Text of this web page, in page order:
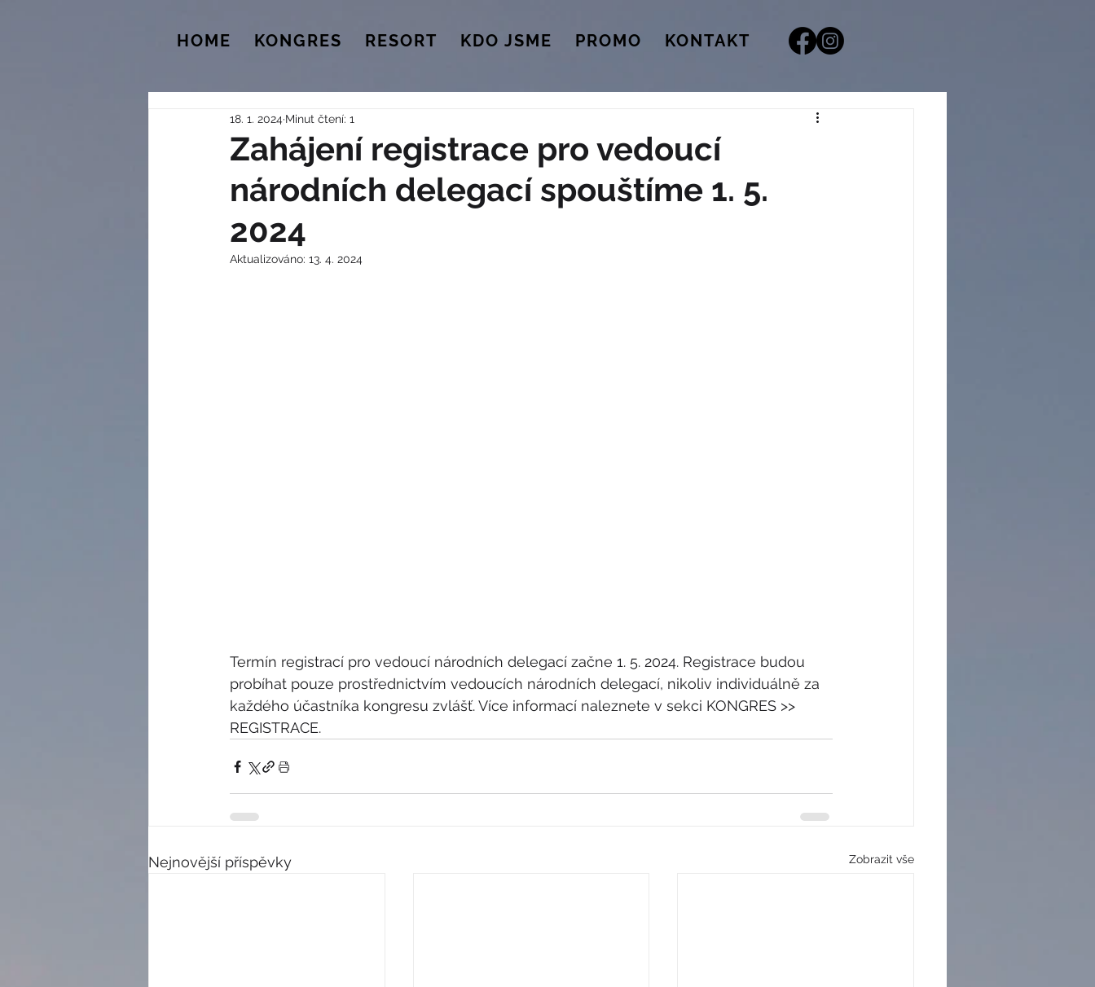
HOME KONGRES RESORT KDO JSME PROMO KONTAKT
Zahájení registrace pro vedoucí
národních delegací spouštíme 1. 5.
2024
18. 1. 2024 Minut čtení: 1
Aktualizováno: 13. 4. 2024
Termín registrací pro vedoucí národních delegací začne 1. 5. 2024. Registrace budou
probíhat pouze prostřednictvím vedoucích národních delegací, nikoliv individuálně za
každého účastníka kongresu zvlášť. Více informací naleznete v sekci KONGRES >>
REGISTRACE.
Nejnovější příspěvky Zobrazit vše